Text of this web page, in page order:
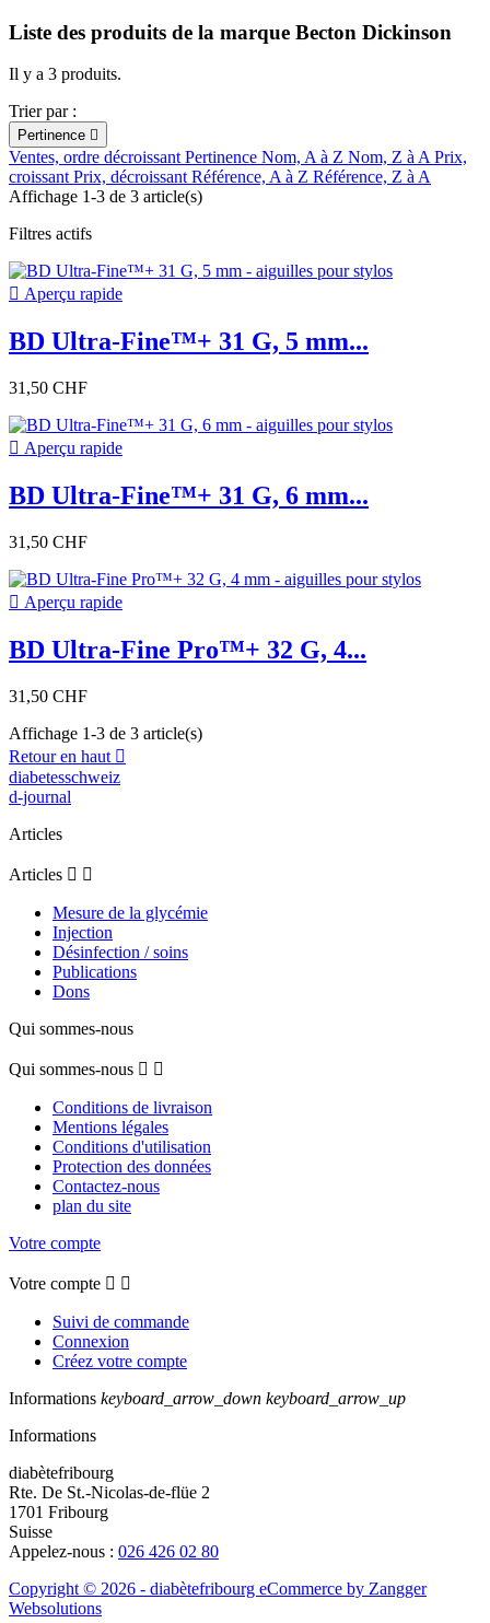
Liste des produits de la marque Becton Dickinson
Il y a 3 produits.
Trier par :
Pertinence 
Ventes, ordre décroissantPertinence Nom, A à Z Nom, Z à APrix,
croissantPrix, décroissantRéférence, A à Z Référence, Z à A
Affichage 1-3 de 3 article(s)
Filtres actifs
 Aperçu rapide
BD Ultra-Fine™+ 31 G, 5 mm...
31,50 CHF
 Aperçu rapide
BD Ultra-Fine™+ 31 G, 6 mm...
31,50 CHF
 Aperçu rapide
BD Ultra-Fine Pro™+ 32 G, 4...
31,50 CHF
Affichage 1-3 de 3 article(s)
Retour en haut 
diabetesschweiz
d-journal
Articles
Articles  
Mesure de la glycémie
Injection
Désinfection / soins
Publications
Dons
Qui sommes-nous
Qui sommes-nous  
Conditions de livraison
Mentions légales
Conditions d'utilisation
Protection des données
Contactez-nous
plan du site
Votre compte
Votre compte  
Suivi de commande
Connexion
Créez votre compte
Informations keyboard_arrow_down keyboard_arrow_up
Informations
diabètefribourg
Rte. De St.-Nicolas-de-flüe 2
1701 Fribourg
Suisse
Appelez-nous : 026 426 02 80
Copyright © 2026 - diabètefribourg eCommerce by Zangger
Websolutions